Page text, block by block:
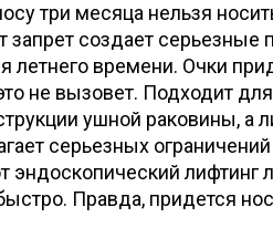
три месяца нельзя
запрет создает
летнего времени. Очки
не вызовет. Подходит для
ушной раковины, а
серьезных
лифтинг
Правда, придется